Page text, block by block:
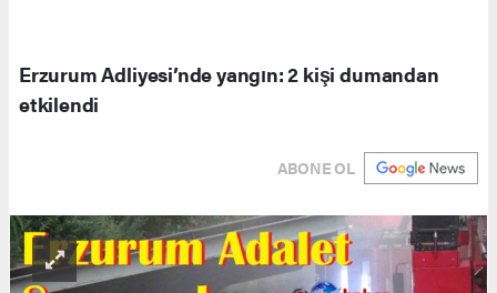
Erzurum Adliyesi’nde yangın: 2 kişi dumandan
etkilendi
ABONE OL